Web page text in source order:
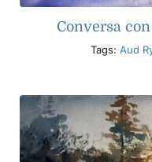
Conversa
Tags: Aud